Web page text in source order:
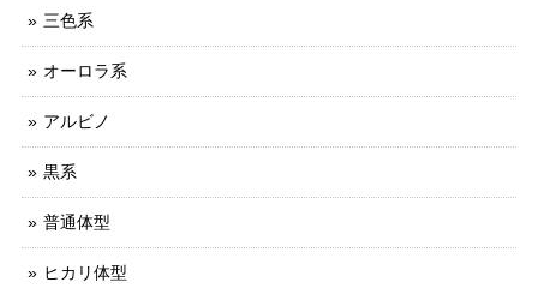
三色系
オーロラ系
アルビノ
黒系
普通体型
ヒカリ体型